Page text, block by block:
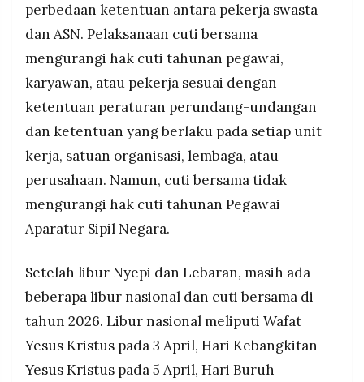
perbedaan ketentuan antara pekerja swasta
dan ASN. Pelaksanaan cuti bersama
mengurangi hak cuti tahunan pegawai,
karyawan, atau pekerja sesuai dengan
ketentuan peraturan perundang-undangan
dan ketentuan yang berlaku pada setiap unit
kerja, satuan organisasi, lembaga, atau
perusahaan. Namun, cuti bersama tidak
mengurangi hak cuti tahunan Pegawai
Aparatur Sipil Negara.
Setelah libur Nyepi dan Lebaran, masih ada
beberapa libur nasional dan cuti bersama di
tahun 2026. Libur nasional meliputi Wafat
Yesus Kristus pada 3 April, Hari Kebangkitan
Yesus Kristus pada 5 April, Hari Buruh